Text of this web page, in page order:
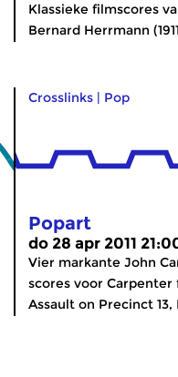
Klassieke filmscores
Bernard Herrmann
Crosslinks | Pop
Popart
do 28 apr 2011
Vier markante John
scores voor Carpenter
Assault on Precinct 13,